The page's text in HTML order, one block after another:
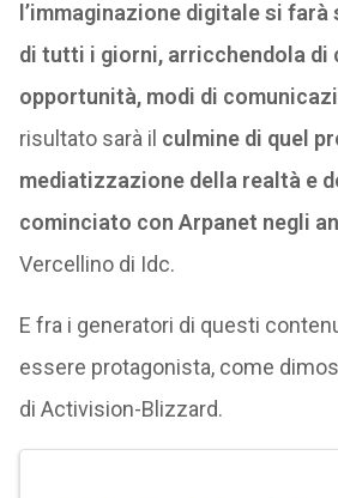
l’immaginazione digitale si
di tutti i giorni, arricchendola di
opportunità, modi di
risultato sarà il culmine di quel
mediatizzazione della realtà e
cominciato con Arpanet negli
Vercellino di Idc.
E fra i generatori di questi
essere protagonista, come
di Activision-Blizzard.